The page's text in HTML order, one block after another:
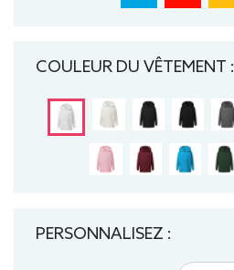
COULEUR DU VÊTEMENT :
PERSONNALISEZ :